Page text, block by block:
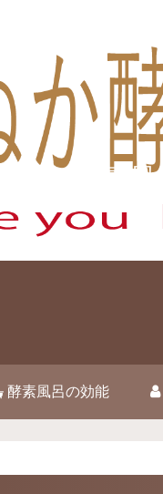
酵素
酵素風呂の効能